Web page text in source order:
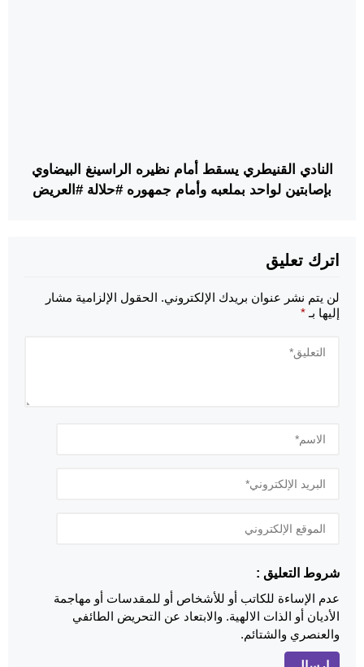
النادي القنيطري يسقط أمام نظيره الراسينغ البيضاوي
بإصابتين لواحد بملعبه وأمام جمهوره #حلالة #العريض
اترك تعليق
لن يتم نشر عنوان بريدك الإلكتروني. الحقول الإلزامية مشار
إليها بـ *
شروط التعليق :
عدم الإساءة للكاتب أو للأشخاص أو للمقدسات أو مهاجمة
الأديان أو الذات الالهية. والابتعاد عن التحريض الطائفي
والعنصري والشتائم.